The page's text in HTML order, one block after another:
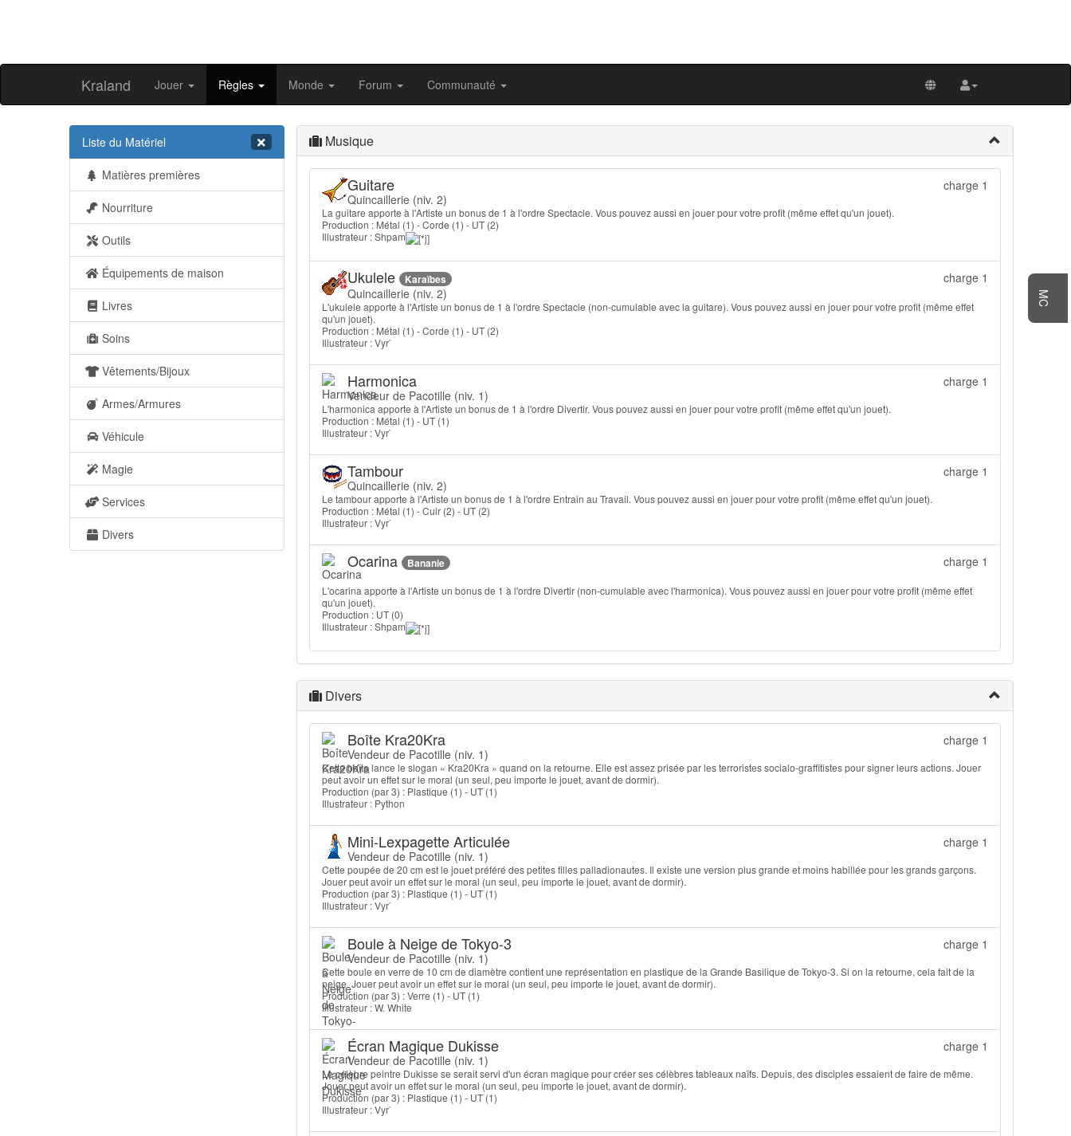
Kraland Jouer Règles Monde Forum Communauté
Liste du Matériel
Matières premières
Nourriture
Outils
Équipements de maison
Livres
Soins
Vêtements/Bijoux
Armes/Armures
Véhicule
Magie
Services
Divers
Musique
charge 1
Guitare
Quincaillerie (niv. 2)
La guitare apporte à l'Artiste un bonus de 1 à l'ordre Spectacle. Vous pouvez aussi en jouer pour votre profit (même effet qu'un jouet).
Production : Métal (1) - Corde (1) - UT (2)
Illustrateur : Shpam
charge 1
Ukulele Karaïbes
Quincaillerie (niv. 2)
L'ukulele apporte à l'Artiste un bonus de 1 à l'ordre Spectacle (non-cumulable avec la guitare). Vous pouvez aussi en jouer pour votre profit (même effet
qu'un jouet).
Production : Métal (1) - Corde (1) - UT (2)
Illustrateur : Vyr`
charge 1
Harmonica
Vendeur de Pacotille (niv. 1)
L'harmonica apporte à l'Artiste un bonus de 1 à l'ordre Divertir. Vous pouvez aussi en jouer pour votre profit (même effet qu'un jouet).
Production : Métal (1) - UT (1)
Illustrateur : Vyr`
charge 1
Tambour
Quincaillerie (niv. 2)
Le tambour apporte à l'Artiste un bonus de 1 à l'ordre Entrain au Travail. Vous pouvez aussi en jouer pour votre profit (même effet qu'un jouet).
Production : Métal (1) - Cuir (2) - UT (2)
Illustrateur : Vyr`
charge 1
Ocarina Bananie
L'ocarina apporte à l'Artiste un bonus de 1 à l'ordre Divertir (non-cumulable avec l'harmonica). Vous pouvez aussi en jouer pour votre profit (même effet
qu'un jouet).
Production : UT (0)
Illustrateur : Shpam
Divers
charge 1
Boîte Kra20Kra
Vendeur de Pacotille (niv. 1)
Cette boîte lance le slogan « Kra20Kra » quand on la retourne. Elle est assez prisée par les terroristes socialo-graffitistes pour signer leurs actions. Jouer
peut avoir un effet sur le moral (un seul, peu importe le jouet, avant de dormir).
Production (par 3) : Plastique (1) - UT (1)
Illustrateur : Python
charge 1
Mini-Lexpagette Articulée
Vendeur de Pacotille (niv. 1)
Cette poupée de 20 cm est le jouet préféré des petites filles palladionautes. Il existe une version plus grande et moins habillée pour les grands garçons.
Jouer peut avoir un effet sur le moral (un seul, peu importe le jouet, avant de dormir).
Production (par 3) : Plastique (1) - UT (1)
Illustrateur : Vyr`
charge 1
Boule à Neige de Tokyo-3
Vendeur de Pacotille (niv. 1)
Cette boule en verre de 10 cm de diamètre contient une représentation en plastique de la Grande Basilique de Tokyo-3. Si on la retourne, cela fait de la
neige. Jouer peut avoir un effet sur le moral (un seul, peu importe le jouet, avant de dormir).
Production (par 3) : Verre (1) - UT (1)
Illustrateur : W. White
charge 1
Écran Magique Dukisse
Vendeur de Pacotille (niv. 1)
Le célèbre peintre Dukisse se serait servi d'un écran magique pour créer ses célèbres tableaux naïfs. Depuis, des disciples essaient de faire de même.
Jouer peut avoir un effet sur le moral (un seul, peu importe le jouet, avant de dormir).
Production (par 3) : Plastique (1) - UT (1)
Illustrateur : Vyr`
MC